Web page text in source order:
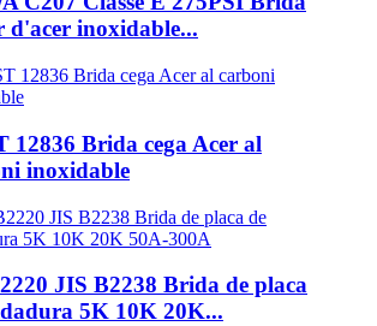
d'acer inoxidable...
12836 Brida cega Acer al
inoxidable
JIS B2238 Brida de placa
5K 10K 20K...